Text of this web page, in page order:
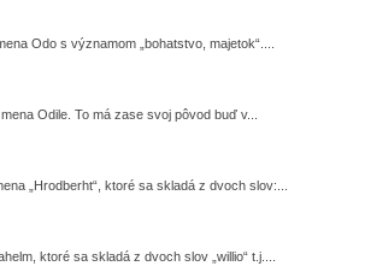
Odo s významom „bohatstvo, majetok“....
Odile. To má zase svoj pôvod buď v...
„Hrodberht“, ktoré sa skladá z dvoch slov:...
ktoré sa skladá z dvoch slov „willio“ t.j....